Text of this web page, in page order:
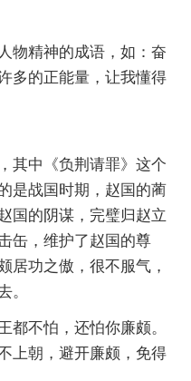
物精神的成语，如：奋
多的正能量，让我懂得
其中《负荆请罪》这个
是战国时期，赵国的蔺
国的阴谋，完璧归赵立
缶，维护了赵国的尊
居功之傲，很不服气，
。
都不怕，还怕你廉颇。
上朝，避开廉颇，免得